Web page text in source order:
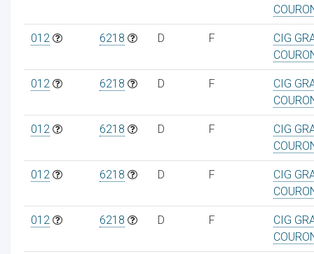
012 6218 D F
CIG
012 6218 D F
CIG
012 6218 D F
CIG
012 6218 D F
CIG
012 6218 D F
CIG